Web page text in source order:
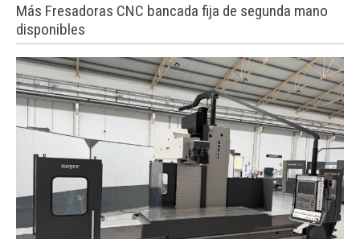
Más Fresadoras CNC bancada fija de segunda mano
disponibles